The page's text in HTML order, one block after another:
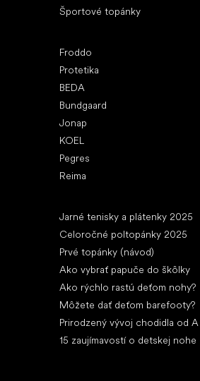
Športové topánky
Froddo
Protetika
BEDA
Bundgaard
Jonap
KOEL
Pegres
Reima
Jarné tenisky a plátenky 2025
Celoročné poltopánky 2025
Prvé topánky (návod)
Ako vybrať papuče do škôlky
Ako rýchlo rastú deťom nohy?
Môžete dať deťom barefooty?
Prirodzený vývoj chodidla od
15 zaujímavostí o detskej nohe